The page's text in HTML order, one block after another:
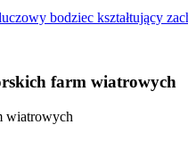
bodziec kształtujący
farm wiatrowych
wiatrowych